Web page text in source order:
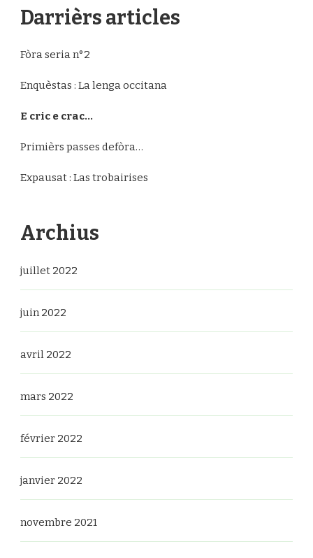
Darrièrs articles
Fòra seria n°2
Enquèstas : La lenga occitana
E cric e crac…
Primièrs passes defòra…
Expausat : Las trobairises
Archius
juillet 2022
juin 2022
avril 2022
mars 2022
février 2022
janvier 2022
novembre 2021